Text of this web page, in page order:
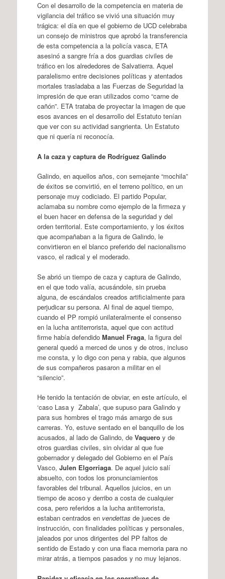
Con el desarrollo de la competencia en materia de
vigilancia del tráfico se vivió una situación muy
trágica: el día en que el gobierno de UCD celebraba
un consejo de ministros que aprobó la transferencia
de esta competencia a la policía vasca, ETA
asesinó a sangre fría a dos guardias civiles de
tráfico en los alrededores de Salvatierra. Aquel
paralelismo entre decisiones políticas y atentados
mortales trasladaba a las Fuerzas de Seguridad la
impresión de que eran utilizados como “carne de
cañón”. ETA trataba de proyectar la imagen de que
esos avances en el desarrollo del Estatuto tenían
que ver con su actividad sangrienta. Un Estatuto
que ni quería ni reconocía.
A la caza y captura de Rodríguez Galindo
Galindo, en aquellos años, con semejante “mochila”
de éxitos se convirtió, en el terreno político, en un
personaje muy codiciado. El partido Popular,
aclamaba su nombre como ejemplo de la firmeza y
el buen hacer en defensa de la seguridad y del
orden territorial. Este comportamiento, y los éxitos
que acompañaban a la figura de Galindo, le
convirtieron en el blanco preferido del nacionalismo
vasco, el radical y el moderado.
Se abrió un tiempo de caza y captura de Galindo,
en el que todo valía, acusándole, sin prueba
alguna, de escándalos creados artificialmente para
perjudicar su persona. Al final de aquel tiempo,
cuando el PP rompió unilateralmente el consenso
en la lucha antiterrorista, aquel que con actitud
firme había defendido Manuel Fraga, la figura del
general quedó a merced de unos y de otros, incluso
me consta, y lo digo con pena y rabia, que algunos
de sus compañeros pasaron a militar en el
“silencio”.
He tenido la tentación de obviar, en este artículo, el
‘caso Lasa y Zabala’, que supuso para Galindo y
para sus hombres el trago más amargo de sus
carreras. Yo, estuve sentado en el banquillo de los
acusados, al lado de Galindo, de Vaqueroy de
otros guardias civiles, sin olvidar al que fue
gobernador y delegado del Gobierno en el País
Vasco, Julen Elgorriaga. De aquel juicio salí
absuelto, con todos los pronunciamientos
favorables del tribunal. Aquellos juicios, en un
tiempo de acoso y derribo a costa de cualquier
cosa, pero referidos a la lucha antiterrorista,
estaban centrados en vendettas de jueces de
instrucción, con finalidades políticas y personales,
jaleados por unos dirigentes del PP faltos de
sentido de Estado y con una flaca memoria para no
mirar atrás, a tiempos pasados y no muy lejanos.